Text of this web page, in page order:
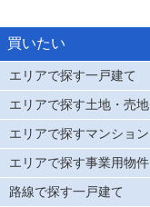
買いたい
エリアで探す一戸建て
エリアで探す土地・売地
エリアで探すマンション
エリアで探す事業用物件
路線で探す一戸建て